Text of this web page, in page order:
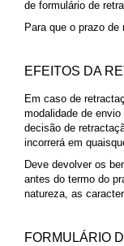
de formulário de
Para que o prazo
EFEITOS DA
Em caso de
modalidade de
decisão de
incorrerá em
Deve devolver os
antes do termo do
natureza, as
FORMULÁRIO